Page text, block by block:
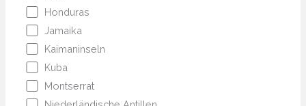
Honduras
Jamaika
Kaimaninseln
Kuba
Montserrat